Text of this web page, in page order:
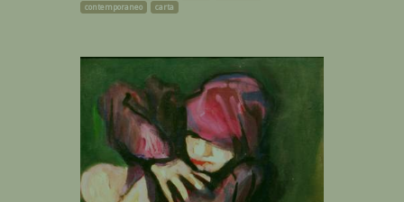
contemporaneo
carta